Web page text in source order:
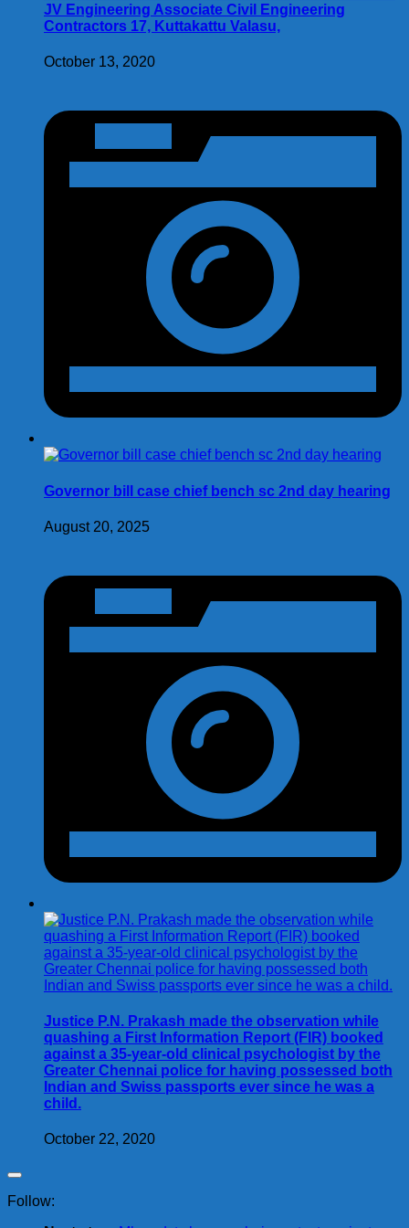
JV Engineering Associate Civil Engineering
Contractors 17, Kuttakattu Valasu,
October 13, 2020
Governor bill case chief bench sc 2nd day hearing
August 20, 2025
Justice P.N. Prakash made the observation while
quashing a First Information Report (FIR) booked
against a 35-year-old clinical psychologist by the
Greater Chennai police for having possessed both
Indian and Swiss passports ever since he was a
child.
October 22, 2020
Follow: